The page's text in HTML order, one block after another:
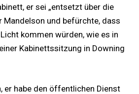
er sei „entsetzt über die
Mandelson und befürchte, dass
kommen würden, wie es in
Kabinettssitzung in Downing
er habe den öffentlichen Dienst